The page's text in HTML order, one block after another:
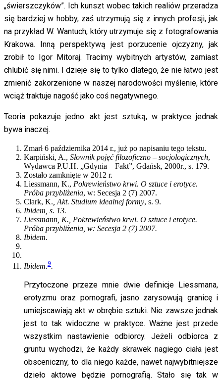
„świerszczyków”. Ich kunszt wobec takich realiów przeradza
się bardziej w hobby, zaś utrzymują się z innych profesji, jak
na przykład W. Wantuch, który utrzymuje się z fotografowania
Krakowa. Inną perspektywą jest porzucenie ojczyzny, jak
zrobił to Igor Mitoraj. Tracimy wybitnych artystów, zamiast
chlubić się nimi. I dzieje się to tylko dlatego, że nie łatwo jest
zmienić zakorzenione w naszej narodowości myślenie, które
wciąż traktuje nagość jako coś negatywnego.
Teoria pokazuje jedno: akt jest sztuką, w praktyce jednak
bywa inaczej.
Zmarł 6 października 2014 r., już po napisaniu tego tekstu.
Karpiński, A., Słownik pojęć filozoficzno – socjologicznych,
Wydawca P.U.H. „Gdynia – Fakt”, Gdańsk, 2000r., s. 179.
Zostało zamknięte w 2012 r.
Liessmann, K., Pokrewieństwo krwi. O sztuce i erotyce.
Próba przybliżenia, w: Secesja 2 (7) 2007.
Clark, K. Akt. Studium idealnej formy, s. 9.
Ibidem, s. 13.
Liessmann, K., Pokrewieństwo krwi. O sztuce i erotyce.
Próba przybliżenia , w: Secesja 2 (7) 2007.
Ibidem.
Ibidem.9.
Przytoczone przeze mnie dwie definicje Liessmana,
erotyzmu oraz pornografi, jasno zarysowują granicę i
umiejscawiają akt w obrębie sztuki. Nie zawsze jednak
jest to tak widoczne w praktyce. Ważne jest przede
wszystkim nastawienie odbiorcy. Jeżeli odbiorca z
gruntu wychodzi, że każdy skrawek nagiego ciała jest
obsceniczny, to dla niego każde, nawet najwybitniejsze
dzieło aktowe będzie pornografią. Stało się tak w